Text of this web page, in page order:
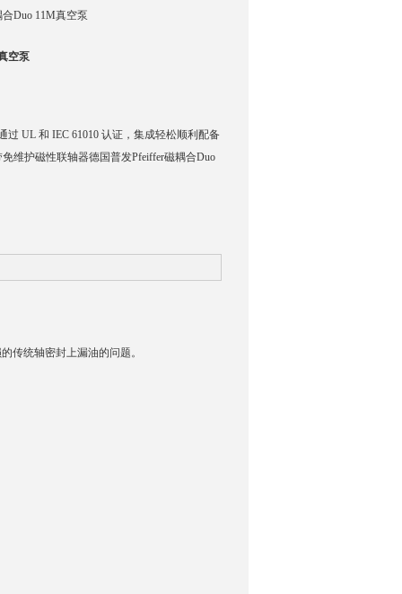
Duo 11M真空泵
空泵
过 UL 和 IEC 61010 认证，集成轻松顺利配备
维护磁性联轴器德国普发Pfeiffer磁耦合Duo
传统轴密封上漏油的问题。